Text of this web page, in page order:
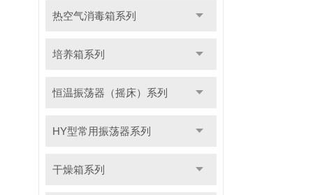
热空气消毒箱系列
培养箱系列
恒温振荡器（摇床）系列
HY型常用振荡器系列
干燥箱系列